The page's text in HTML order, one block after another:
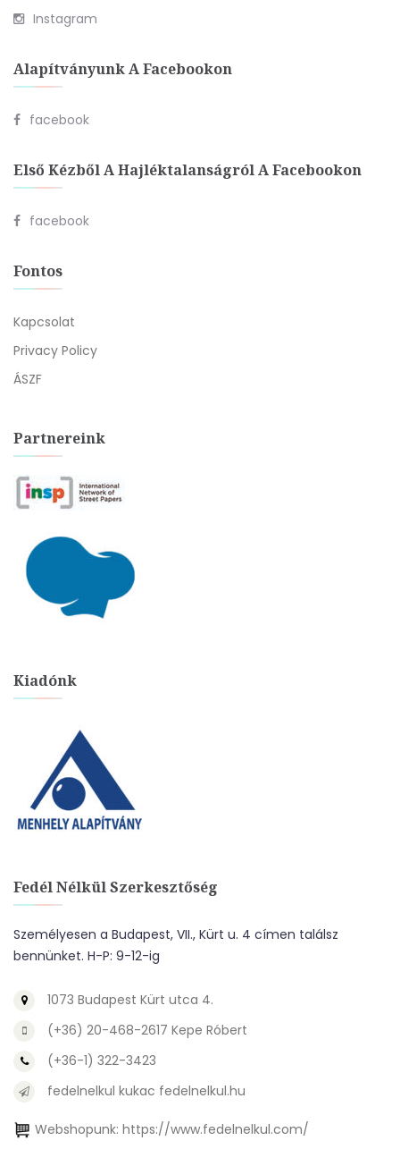
Instagram
Alapítványunk A Facebookon
facebook
Első Kézből A Hajléktalanságról A Facebookon
facebook
Fontos
Kapcsolat
Privacy Policy
ÁSZF
Partnereink
Kiadónk
Fedél Nélkül Szerkesztőség
Személyesen a Budapest, VII., Kürt u. 4 címen találsz
bennünket. H-P: 9-12-ig
1073 Budapest Kürt utca 4.
(+36) 20-468-2617 Kepe Róbert
(+36-1) 322-3423
fedelnelkul kukac fedelnelkul.hu
Webshopunk: https://www.fedelnelkul.com/